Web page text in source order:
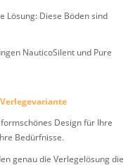
Lösung: Diese Böden sind
NauticoSilent und Pure
Design für Ihre
Bedürfnisse.
genau die Verlegelösung die